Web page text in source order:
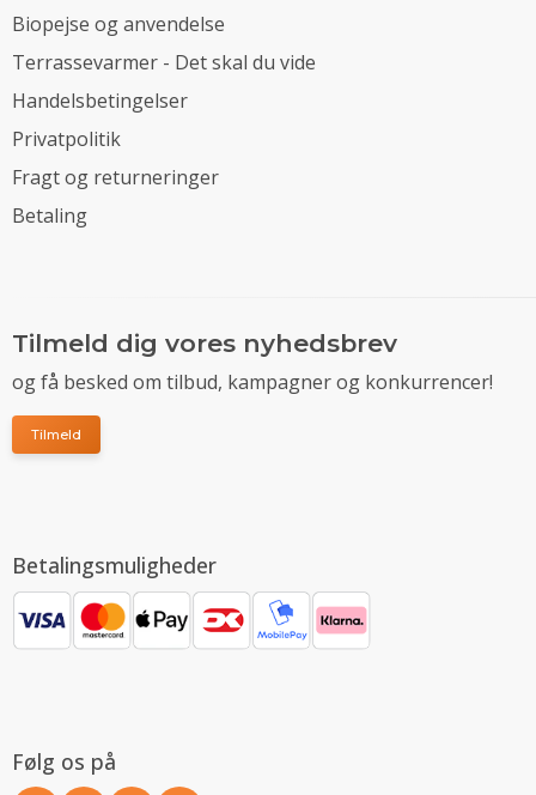
Biopejse og anvendelse
Terrassevarmer - Det skal du vide
Handelsbetingelser
Privatpolitik
Fragt og returneringer
Betaling
Tilmeld dig vores nyhedsbrev
og få besked om tilbud, kampagner og konkurrencer!
Tilmeld
Betalingsmuligheder
Følg os på